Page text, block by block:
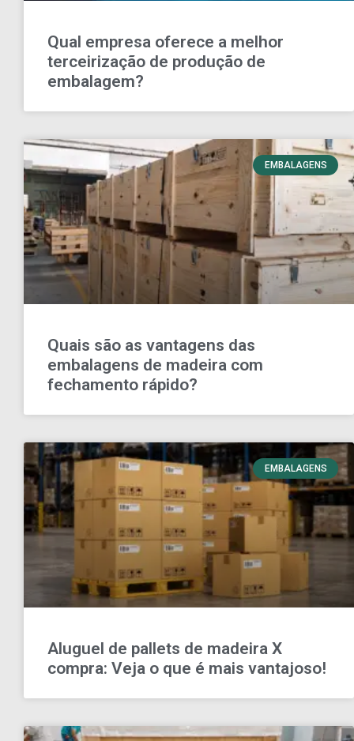
Qual empresa oferece a melhor
terceirização de produção de
embalagem?
EMBALAGENS
Quais são as vantagens das
embalagens de madeira com
fechamento rápido?
EMBALAGENS
Aluguel de pallets de madeira X
compra: Veja o que é mais vantajoso!